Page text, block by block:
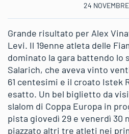
24
Grande risultato per Alex
Levi. Il 19enne atleta delle
dominato la gara battendo lo
Salarich, che aveva vinto
61 centesimi e il croato Istek
esatto. Un bel biglietto da
slalom di Coppa Europa in
pista giovedì 29 e venerdì 30
piazzato altri tre atleti nei